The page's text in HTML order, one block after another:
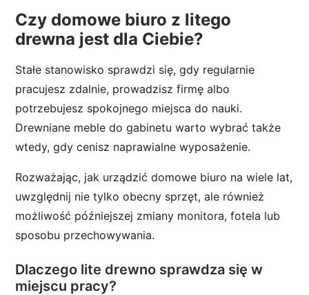
Czy domowe biuro z litego
drewna jest dla Ciebie?
Stałe stanowisko sprawdzi się, gdy regularnie
pracujesz zdalnie, prowadzisz firmę albo
potrzebujesz spokojnego miejsca do nauki.
Drewniane meble do gabinetu warto wybrać także
wtedy, gdy cenisz naprawialne wyposażenie.
Rozważając, jak urządzić domowe biuro na wiele lat,
uwzględnij nie tylko obecny sprzęt, ale również
możliwość późniejszej zmiany monitora, fotela lub
sposobu przechowywania.
Dlaczego lite drewno sprawdza się w
miejscu pracy?